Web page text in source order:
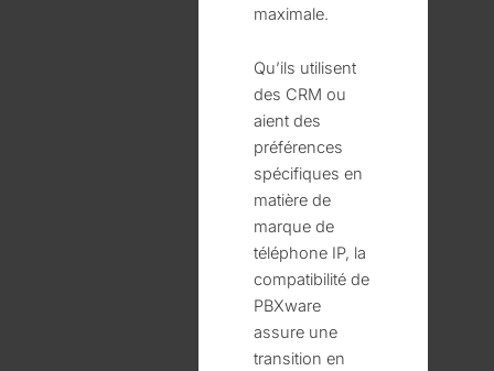
maximale.
Qu’ils utilisent
des CRM ou
aient des
préférences
spécifiques en
matière de
marque de
téléphone IP, la
compatibilité de
PBXware
assure une
transition en